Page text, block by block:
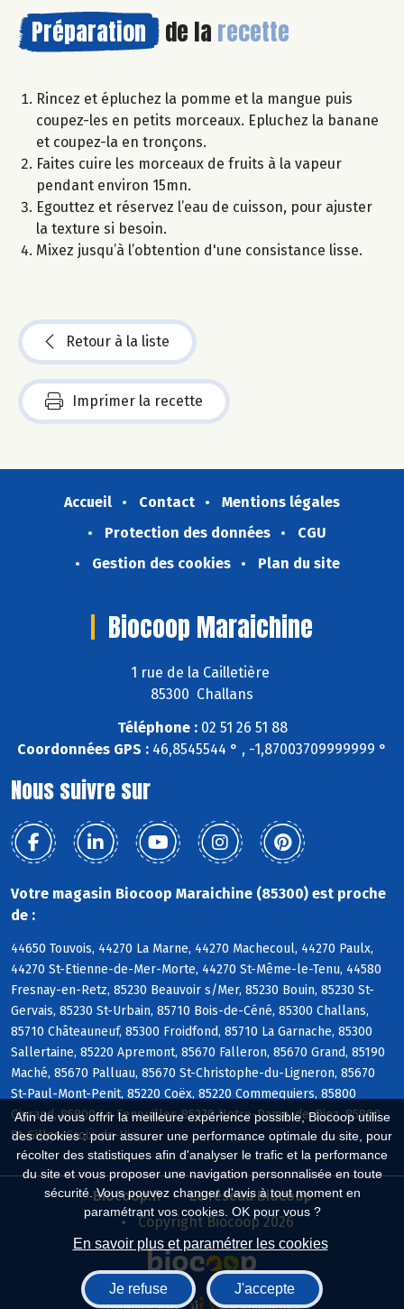
Afin de vous offrir la meilleure expérience possible, Biocoop utilise
des cookies : pour assurer une performance optimale du site, pour
récolter des statistiques afin d'analyser le trafic et la performance
du site et vous proposer une navigation personnalisée en toute
sécurité. Vous pouvez changer d'avis à tout moment en
paramétrant vos cookies. OK pour vous ?
En savoir plus et paramétrer les cookies
Je refuse J'accepte
Préparation de la recette
Rincez et épluchez la pomme et la mangue puis
coupez-les en petits morceaux. Epluchez la banane
et coupez-la en tronçons.
Faites cuire les morceaux de fruits à la vapeur
pendant environ 15mn.
Egouttez et réservez l’eau de cuisson, pour ajuster
la texture si besoin.
Mixez jusqu’à l’obtention d'une consistance lisse.
Retour à la liste
Imprimer la recette
Accueil Contact
Mentions légales
Protection des données
CGU
Gestion des cookies
Plan du site
Biocoop Maraichine
1 rue de la Cailletière
85300 Challans
Téléphone :02 51 26 51 88
Coordonnées GPS : 46,8545544 ° , -1,87003709999999 °
Nous suivre sur
Votre magasin Biocoop Maraichine (85300) est proche
de :
44650 Touvois, 44270 La Marne, 44270 Machecoul, 44270 Paulx,
44270 St-Etienne-de-Mer-Morte, 44270 St-Même-le-Tenu, 44580
Fresnay-en-Retz, 85230 Beauvoir s/Mer, 85230 Bouin, 85230 St-
Gervais, 85230 St-Urbain, 85710 Bois-de-Céné, 85300 Challans,
85710 Châteauneuf, 85300 Froidfond, 85710 La Garnache, 85300
Sallertaine, 85220 Apremont, 85670 Falleron, 85670 Grand, 85190
Maché, 85670 Palluau, 85670 St-Christophe-du-Ligneron, 85670
St-Paul-Mont-Penit, 85220 Coëx, 85220 Commequiers, 85800
Givrand, 85800 Le Fenouiller, 85270 Notre-Dame-de-Riez, 85800
St-Gilles-Croix-de-Vie
Biocoop.fr
Le réseau Biocoop
Copyright Biocoop 2026
Réalisé par